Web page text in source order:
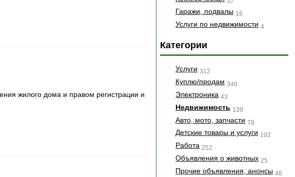
жилого дома и правом регистрации и
Гаражи, подвалы 18
Услуги по недвижимости 4
Категории
Услуги 312
Куплю/продам 346
Электроника 43
Недвижимость 139
Авто, мото, запчасти 78
Детские товары и услуги 102
Работа 252
Объявления о животных 25
Прочие объявления, анонсы 48